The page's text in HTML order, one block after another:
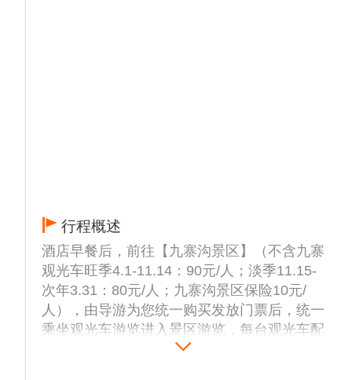
解。行程概述
酒店早餐后，前往【九寨沟景区】（不含九寨
观光车旺季4.1-11.14：90元/人；淡季11.15-
次年3.31：80元/人；九寨沟景区保险10元/
人），由导游为您统一购买发放门票后，统一
乘坐观光车游览进入景区游览，每台观光车配
一个景区内专业讲解员全程陪同讲解（同一个